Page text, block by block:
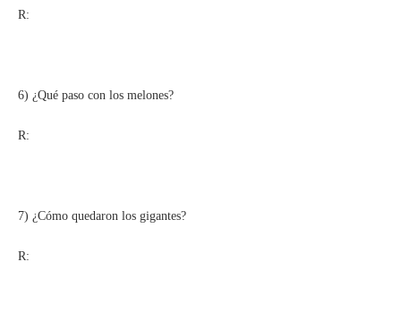
R:
6) ¿Qué paso con los melones?
R:
7) ¿Cómo quedaron los gigantes?
R: